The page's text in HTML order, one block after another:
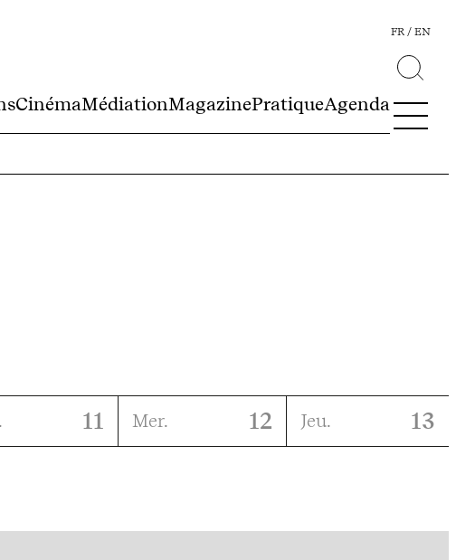
CinémaMédiationMagazinePratiqueAgenda
FR EN
11 Mer. 12 Jeu. 13